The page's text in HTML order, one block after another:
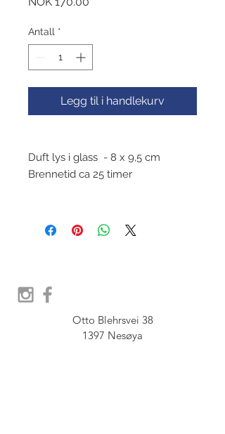
Antall *
Legg til i handlekurv
Duft lys i glass - 8 x 9,5 cm
Brennetid ca 25 timer
Otto Blehrsvei 38
1397 Nesøya